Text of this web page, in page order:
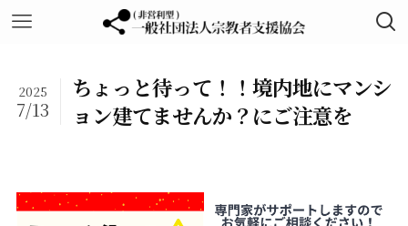
ちょっと待って！！境内地にマンシ
ョン建てませんか？にご注意を
2025
7/13